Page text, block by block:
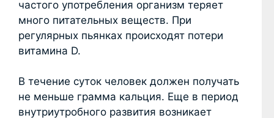
частого употребления организм теряет
много питательных веществ. При
регулярных пьянках происходят потери
витамина D.
В течение суток человек должен получать
не меньше грамма кальция. Еще в период
внутриутробного развития возникает